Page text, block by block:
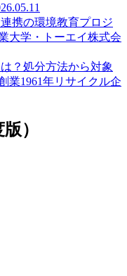
携の環境教育プロジ
大学・トーエイ株式会
？処分方法から対象
業1961年リサイクル企
）